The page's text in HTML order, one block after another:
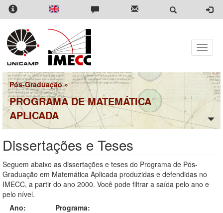
Pular
para
conteúdo
principal
Toggle
Pós-Graduação»
PROGRAMA DE MATEMÁTICA
APLICADA
Dissertações e Teses
Seguem abaixo as dissertações e teses do Programa de Pós-
Graduação em Matemática Aplicada produzidas e defendidas no
IMECC, a partir do ano 2000. Você pode filtrar a saída pelo ano e
pelo nível.
Ano:
Programa: